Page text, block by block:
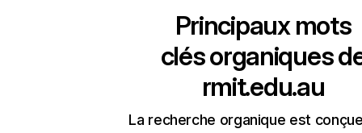
Principaux mots
clés organiques
rmit.edu.au
La recherche organique est